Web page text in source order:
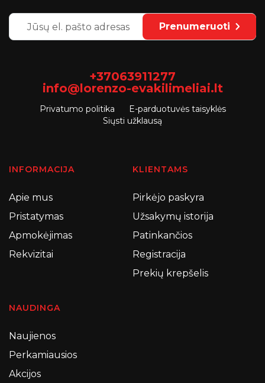
Prenumeruoti
+37063911277
info@lorenzo-evakilimeliai.lt
Privatumo politika
E-parduotuvės taisyklės
Siųsti užklausą
INFORMACIJA
Apie mus
Pristatymas
Apmokėjimas
Rekvizitai
KLIENTAMS
Pirkėjo paskyra
Užsakymų istorija
Patinkančios
Registracija
Prekių krepšelis
NAUDINGA
Naujienos
Perkamiausios
Akcijos